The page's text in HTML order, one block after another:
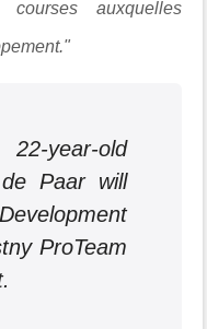
auxquelles
year-old
Paar will
ProTeam